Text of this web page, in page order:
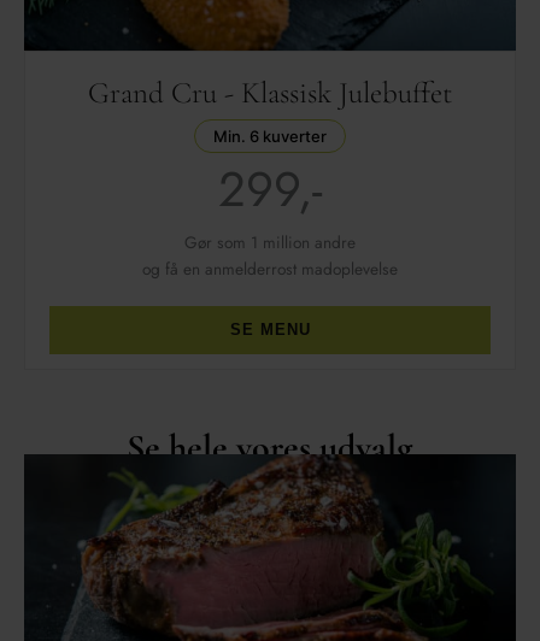
Grand Cru - Klassisk Julebuffet
Min. 6 kuverter
299,-
Gør som 1 million andre
og få en anmelderrost madoplevelse
SE MENU
Se hele vores udvalg